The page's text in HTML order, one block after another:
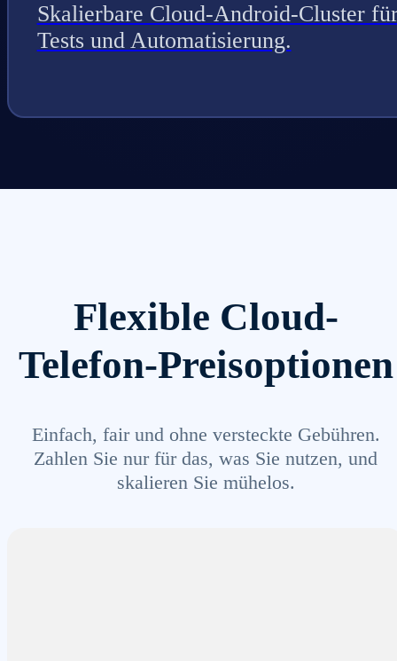
Skalierbare Cloud-Android-Cluster
Tests und Automatisierung.
Flexible Cloud-
Telefon-Preisoptionen
Einfach, fair und ohne versteckte Gebühren.
Zahlen Sie nur für das, was Sie nutzen, und
skalieren Sie mühelos.